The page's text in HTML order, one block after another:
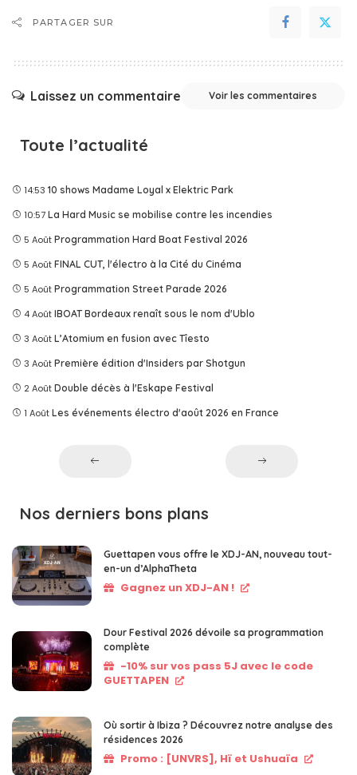
PARTAGER SUR
Laissez un commentaire Voir les commentaires
Toute l’actualité
14:53 10 shows Madame Loyal x Elektric Park
10:57 La Hard Music se mobilise contre les incendies
5 Août Programmation Hard Boat Festival 2026
5 Août FINAL CUT, l'électro à la Cité du Cinéma
5 Août Programmation Street Parade 2026
4 Août IBOAT Bordeaux renaît sous le nom d'Ublo
3 Août L’Atomium en fusion avec Tîesto
3 Août Première édition d'Insiders par Shotgun
2 Août Double décès à l'Eskape Festival
1 Août Les événements électro d'août 2026 en France
Nos derniers bons plans
Guettapen vous offre le XDJ-AN, nouveau tout-
en-un d’AlphaTheta
Gagnez un XDJ-AN !
Dour Festival 2026 dévoile sa programmation
complète
-10% sur vos pass 5J avec le code
GUETTAPEN
Où sortir à Ibiza ? Découvrez notre analyse des
résidences 2026
Promo : [UNVRS], Hï et Ushuaïa